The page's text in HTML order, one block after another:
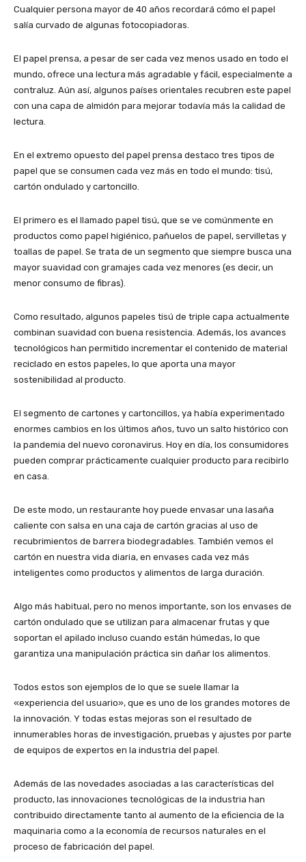
Cualquier persona mayor de 40 años recordará cómo el papel
salía curvado de algunas fotocopiadoras.
El papel prensa, a pesar de ser cada vez menos usado en todo el
mundo, ofrece una lectura más agradable y fácil, especialmente a
contraluz. Aún así, algunos países orientales recubren este papel
con una capa de almidón para mejorar todavía más la calidad de
lectura.
En el extremo opuesto del papel prensa destaco tres tipos de
papel que se consumen cada vez más en todo el mundo: tisú,
cartón ondulado y cartoncillo.
El primero es el llamado papel tisú, que se ve comúnmente en
productos como papel higiénico, pañuelos de papel, servilletas y
toallas de papel. Se trata de un segmento que siempre busca una
mayor suavidad con gramajes cada vez menores (es decir, un
menor consumo de fibras).
Como resultado, algunos papeles tisú de triple capa actualmente
combinan suavidad con buena resistencia. Además, los avances
tecnológicos han permitido incrementar el contenido de material
reciclado en estos papeles, lo que aporta una mayor
sostenibilidad al producto.
El segmento de cartones y cartoncillos, ya había experimentado
enormes cambios en los últimos años, tuvo un salto histórico con
la pandemia del nuevo coronavirus. Hoy en día, los consumidores
pueden comprar prácticamente cualquier producto para recibirlo
en casa.
De este modo, un restaurante hoy puede envasar una lasaña
caliente con salsa en una caja de cartón gracias al uso de
recubrimientos de barrera biodegradables. También vemos el
cartón en nuestra vida diaria, en envases cada vez más
inteligentes como productos y alimentos de larga duración.
Algo más habitual, pero no menos importante, son los envases de
cartón ondulado que se utilizan para almacenar frutas y que
soportan el apilado incluso cuando están húmedas, lo que
garantiza una manipulación práctica sin dañar los alimentos.
Todos estos son ejemplos de lo que se suele llamar la
«experiencia del usuario», que es uno de los grandes motores de
la innovación. Y todas estas mejoras son el resultado de
innumerables horas de investigación, pruebas y ajustes por parte
de equipos de expertos en la industria del papel.
Además de las novedades asociadas a las características del
producto, las innovaciones tecnológicas de la industria han
contribuido directamente tanto al aumento de la eficiencia de la
maquinaria como a la economía de recursos naturales en el
proceso de fabricación del papel.